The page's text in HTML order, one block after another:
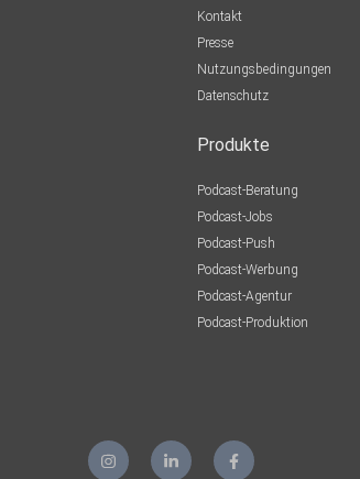
Kontakt
Presse
Nutzungsbedingungen
Datenschutz
Produkte
Podcast-Beratung
Podcast-Jobs
Podcast-Push
Podcast-Werbung
Podcast-Agentur
Podcast-Produktion